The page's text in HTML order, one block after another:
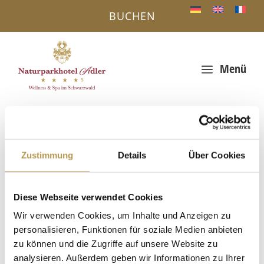
Zustimmung Details Über Cookies
Diese Webseite verwendet Cookies
Wir verwenden Cookies, um Inhalte und Anzeigen zu
personalisieren, Funktionen für soziale Medien anbieten
zu können und die Zugriffe auf unsere Website zu
analysieren. Außerdem geben wir Informationen zu Ihrer
IHR VORTEIL - DIREKTBUCHUNG ONLINE
a Menü
BUCHEN
Größtes Adventskalenderhaus der
Welt in Gengenbach
30. November 2025, 18:00-18:30